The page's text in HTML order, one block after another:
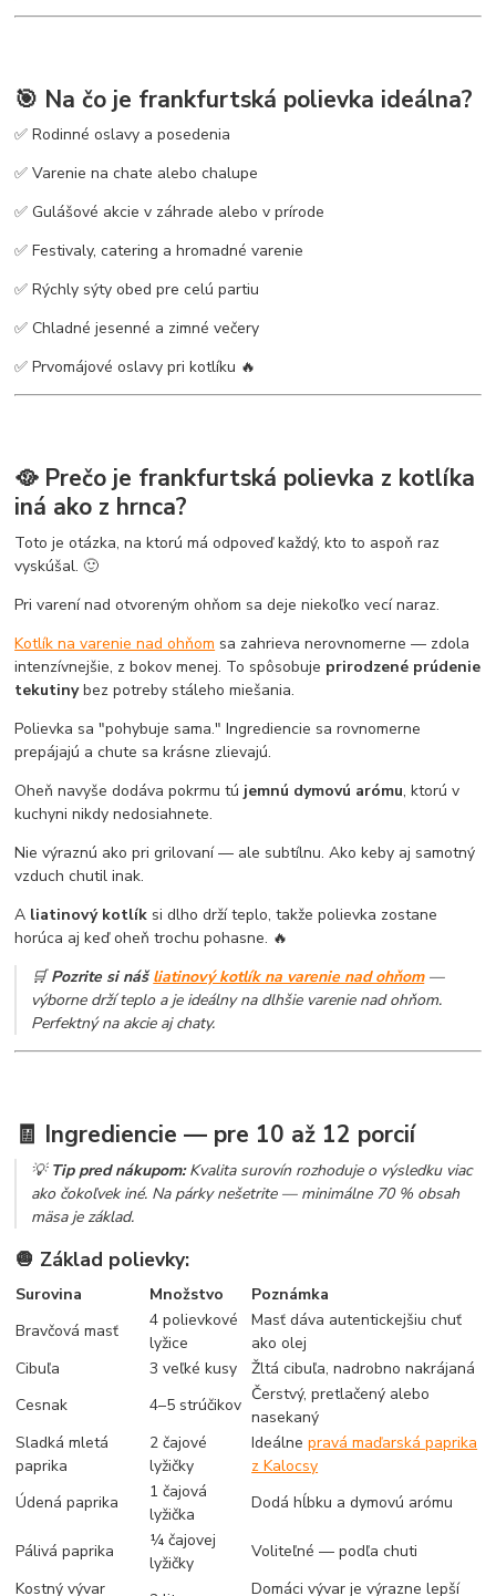
🎯 Na čo je frankfurtská polievka ideálna?
✅ Rodinné oslavy a posedenia
✅ Varenie na chate alebo chalupe
✅ Gulášové akcie v záhrade alebo v prírode
✅ Festivaly, catering a hromadné varenie
✅ Rýchly sýty obed pre celú partiu
✅ Chladné jesenné a zimné večery
✅ Prvomájové oslavy pri kotlíku 🔥
🥘 Prečo je frankfurtská polievka z kotlíka
iná ako z hrnca?
Toto je otázka, na ktorú má odpoveď každý, kto to aspoň raz
vyskúšal. 🙂
Pri varení nad otvoreným ohňom sa deje niekoľko vecí naraz.
Kotlík na varenie nad ohňom sa zahrieva nerovnomerne — zdola
intenzívnejšie, z bokov menej. To spôsobuje prirodzené prúdenie
tekutinybez potreby stáleho miešania.
Polievka sa "pohybuje sama." Ingrediencie sa rovnomerne
prepájajú a chute sa krásne zlievajú.
Oheň navyše dodáva pokrmu tú jemnú dymovú arómu, ktorú v
kuchyni nikdy nedosiahnete.
Nie výraznú ako pri grilovaní — ale subtílnu. Ako keby aj samotný
vzduch chutil inak.
A liatinový kotlík si dlho drží teplo, takže polievka zostane
horúca aj keď oheň trochu pohasne. 🔥
🛒Pozrite si nášliatinový kotlík na varenie nad ohňom—
výborne drží teplo a je ideálny na dlhšie varenie nad ohňom.
Perfektný na akcie aj chaty.
🧾 Ingrediencie — pre 10 až 12 porcií
💡 Tip pred nákupom:Kvalita surovín rozhoduje o výsledku viac
ako čokoľvek iné. Na párky nešetrite — minimálne 70 % obsah
mäsa je základ.
🧅 Základ polievky:
Surovina Množstvo
Poznámka
Bravčová masť
4 polievkové
lyžice
Masť dáva autentickejšiu chuť
ako olej
Cibuľa
3 veľké kusy
Žltá cibuľa, nadrobno nakrájaná
Cesnak
4–5 strúčikov
Čerstvý, pretlačený alebo
nasekaný
Sladká mletá
paprika
2 čajové
lyžičky
Ideálnepravá maďarská paprika
z Kalocsy
Údená paprika
1 čajová
lyžička
Dodá hĺbku a dymovú arómu
Pálivá paprika
¼ čajovej
lyžičky
Voliteľné — podľa chuti
Kostný vývar
Domáci vývar je výrazne lepší